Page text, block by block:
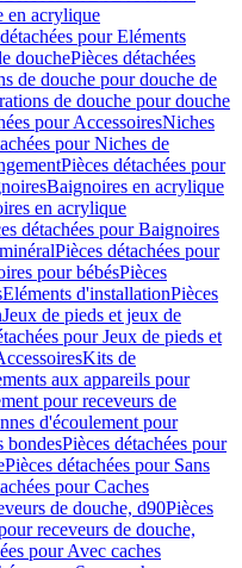
en acrylique
pour Eléments
douchePièces détachées
de douche pour douche de
de douche pour douche
pour AccessoiresNiches
pour Niches de
Pièces détachées pour
Baignoires en acrylique
en acrylique
détachées pour Baignoires
Pièces détachées pour
pour bébésPièces
Eléments d'installationPièces
Jeux de pieds et jeux de
pour Jeux de pieds et
Kits de
aux appareils pour
pour receveurs de
d'écoulement pour
bondesPièces détachées pour
Pièces détachées pour Sans
pour Caches
de douche, d90Pièces
receveurs de douche,
pour Avec caches